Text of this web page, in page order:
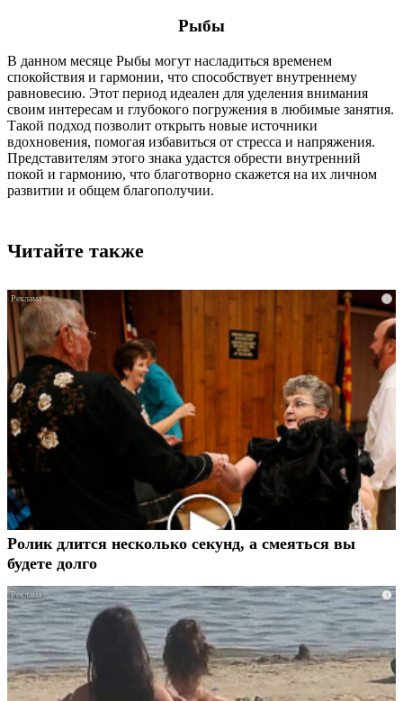
Рыбы
В данном месяце Рыбы могут насладиться временем
спокойствия и гармонии, что способствует внутреннему
равновесию. Этот период идеален для уделения внимания
своим интересам и глубокого погружения в любимые занятия.
Такой подход позволит открыть новые источники
вдохновения, помогая избавиться от стресса и напряжения.
Представителям этого знака удастся обрести внутренний
покой и гармонию, что благотворно скажется на их личном
развитии и общем благополучии.
Читайте также
i
Ролик длится несколько секунд, а смеяться вы
будете долго
i